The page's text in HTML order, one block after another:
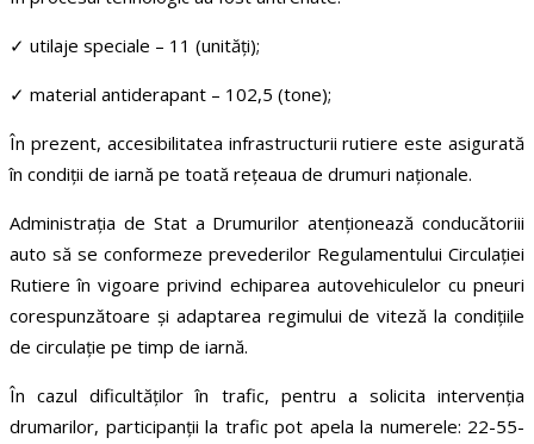
✓ utilaje speciale – 11 (unități);
✓ material antiderapant – 102,5 (tone);
În prezent, accesibilitatea infrastructurii rutiere este asigurată
în condiții de iarnă pe toată rețeaua de drumuri naționale.
Administrația de Stat a Drumurilor atenționează conducătoriii
auto să se conformeze prevederilor Regulamentului Circulației
Rutiere în vigoare privind echiparea autovehiculelor cu pneuri
corespunzătoare și adaptarea regimului de viteză la condiţiile
de circulație pe timp de iarnă.
În cazul dificultăților în trafic, pentru a solicita intervenția
drumarilor, participanții la trafic pot apela la numerele: 22-55-